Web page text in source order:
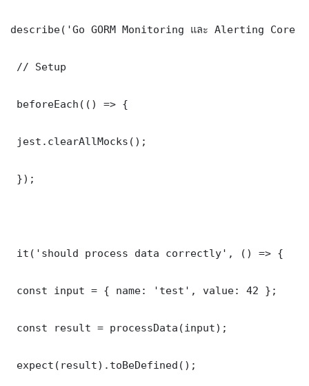
describe('Go GORM Monitoring และ Alerting
// Setup
beforeEach(() => {
jest.clearAllMocks();
});
it('should process data correctly', () => {
const input = { name: 'test', value: 42 };
const result = processData(input);
expect(result).toBeDefined();